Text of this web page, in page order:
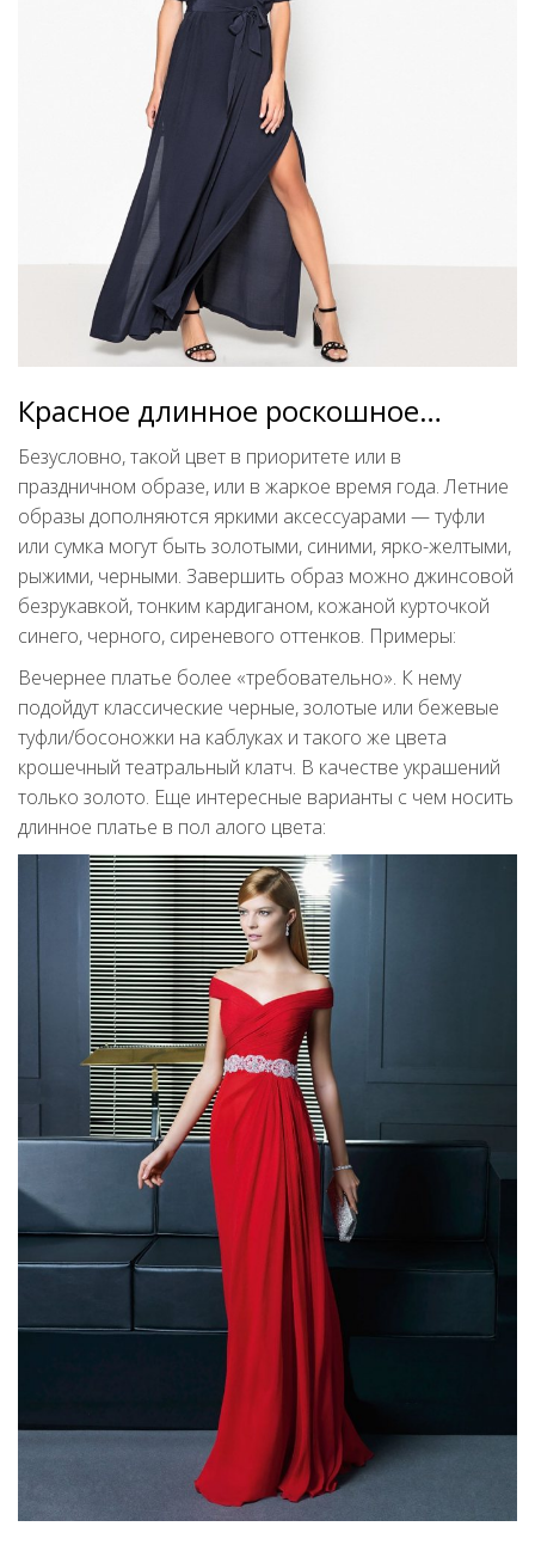
Красное длинное роскошное…
Безусловно, такой цвет в приоритете или в
праздничном образе, или в жаркое время года. Летние
образы дополняются яркими аксессуарами — туфли
или сумка могут быть золотыми, синими, ярко-желтыми,
рыжими, черными. Завершить образ можно джинсовой
безрукавкой, тонким кардиганом, кожаной курточкой
синего, черного, сиреневого оттенков. Примеры:
Вечернее платье более «требовательно». К нему
подойдут классические черные, золотые или бежевые
туфли/босоножки на каблуках и такого же цвета
крошечный театральный клатч. В качестве украшений
только золото. Еще интересные варианты с чем носить
длинное платье в пол алого цвета: